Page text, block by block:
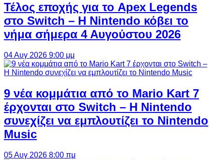
Τέλος εποχής για το Apex Legends
στο Switch – Η Nintendo κόβει το
νήμα σήμερα 4 Αυγούστου 2026
04 Αυγ 2026 9:00 μμ
9 νέα κομμάτια από το Mario Kart 7
έρχονται στο Switch – Η Nintendo
συνεχίζει να εμπλουτίζει το Nintendo
Music
05 Αυγ 2026 8:00 πμ